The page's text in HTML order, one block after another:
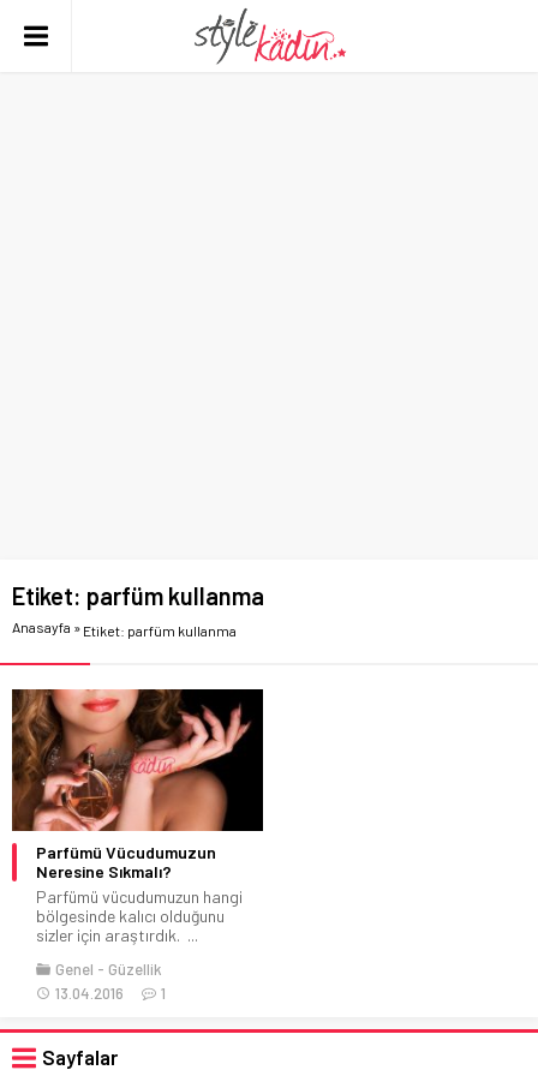
Etiket: parfüm kullanma
Anasayfa » Etiket: parfüm kullanma
Parfümü Vücudumuzun
Neresine Sıkmalı?
Parfümü vücudumuzun hangi
bölgesinde kalıcı olduğunu
sizler için araştırdık. ...
Genel
Güzellik
13.04.2016
1
Sayfalar